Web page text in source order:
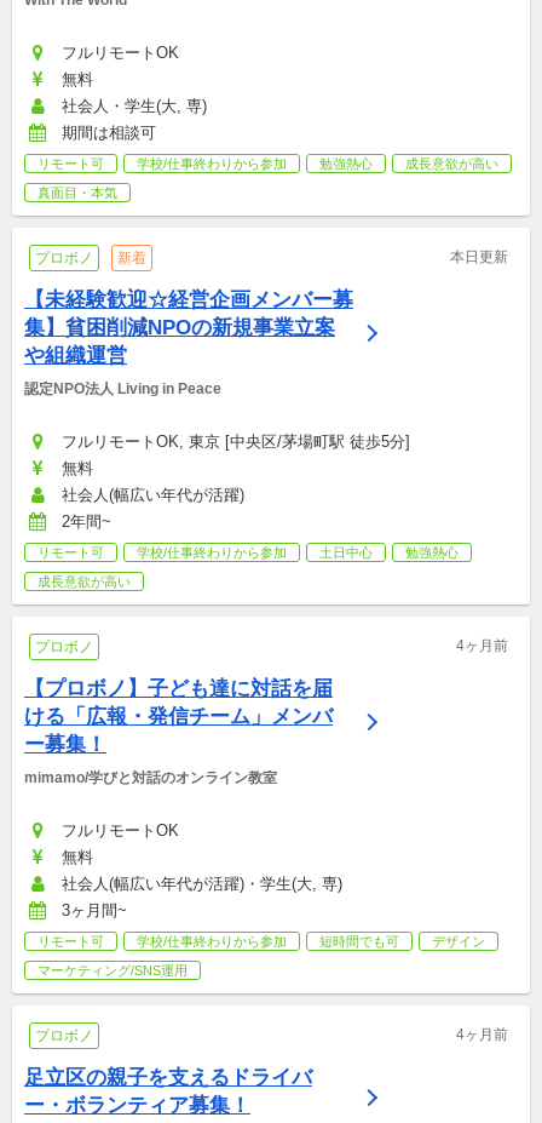
フルリモートOK
無料
社会人・学生(大, 専)
期間は相談可
リモート可 学校/仕事終わりから参加 勉強熱心
成長意欲が高い
真面目・本気
プロボノ 新着 本日更新
【未経験歓迎☆経営企画メンバー募
集】貧困削減NPOの新規事業立案
や組織運営
認定NPO法人 Living in Peace
フルリモートOK, 東京 [中央区/茅場町駅 徒歩5分]
無料
社会人(幅広い年代が活躍)
2年間~
リモート可 学校/仕事終わりから参加 土日中心
勉強熱心
成長意欲が高い
プロボノ 4ヶ月前
【プロボノ】子ども達に対話を届
ける「広報・発信チーム」メンバ
ー募集！
mimamo/学びと対話のオンライン教室
フルリモートOK
無料
社会人(幅広い年代が活躍)・学生(大, 専)
3ヶ月間~
リモート可 学校/仕事終わりから参加 短時間でも可
デザイン
マーケティング/SNS運用
プロボノ 4ヶ月前
足立区の親子を支えるドライバ
ー・ボランティア募集！